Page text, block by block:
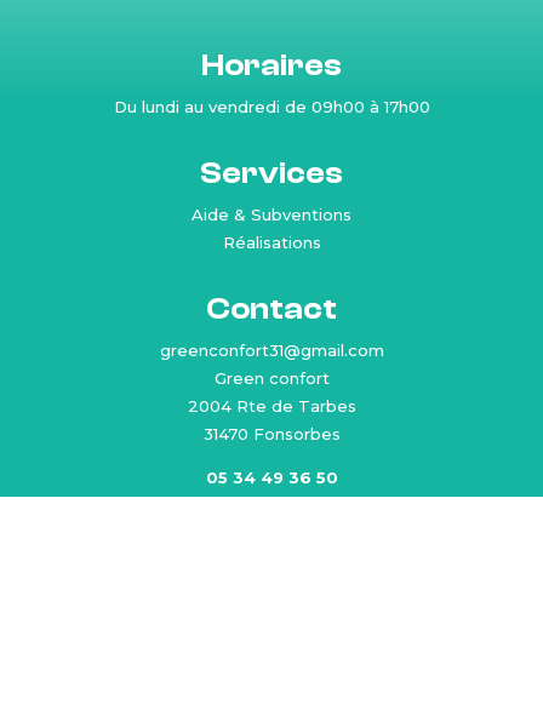
Horaires
Du lundi au vendredi de 09h00 à 17h00
Services
Aide & Subventions
Réalisations
Contact
greenconfort31@gmail.com
Green confort
2004 Rte de Tarbes
31470 Fonsorbes
05 34 49 36 50